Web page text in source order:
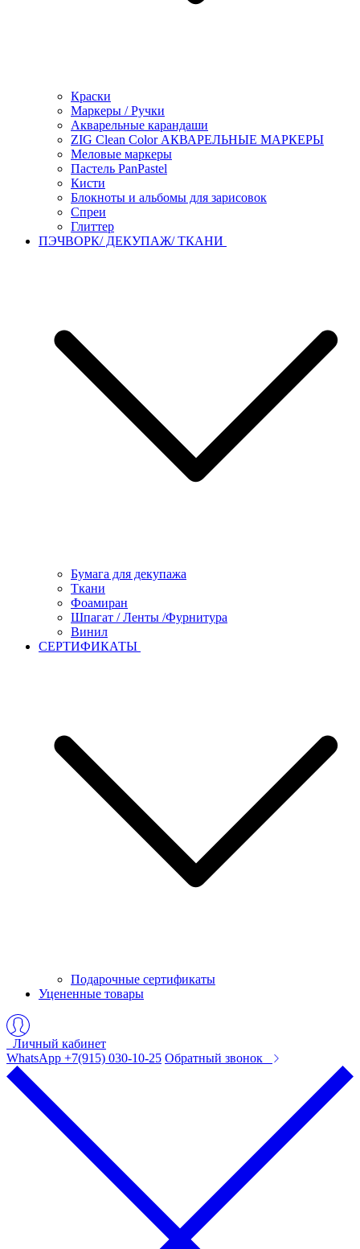
Краски
Маркеры / Ручки
Акварельные карандаши
ZIG Clean Color АКВАРЕЛЬНЫЕ МАРКЕРЫ
Меловые маркеры
Пастель PanPastel
Кисти
Блокноты и альбомы для зарисовок
Спреи
Глиттер
ПЭЧВОРК/ ДЕКУПАЖ/ ТКАНИ
Бумага для декупажа
Ткани
Фоамиран
Шпагат / Ленты /Фурнитура
Винил
СЕРТИФИКАТЫ
Подарочные сертификаты
Уцененные товары
Личный кабинет
WhatsApp +7(915) 030-10-25 Обратный звонок